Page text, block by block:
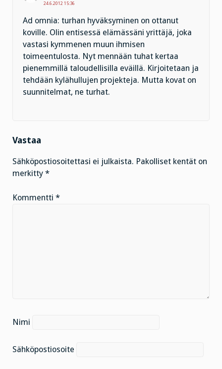
24.6.2012 15:36
Ad omnia: turhan hyväksyminen on ottanut
koville. Olin entisessä elämässäni yrittäjä, joka
vastasi kymmenen muun ihmisen
toimeentulosta. Nyt mennään tuhat kertaa
pienemmillä taloudellisilla eväillä. Kirjoitetaan ja
tehdään kylähullujen projekteja. Mutta kovat on
suunnitelmat, ne turhat.
Vastaa
Sähköpostiosoitettasi ei julkaista. Pakolliset kentät on
merkitty *
Kommentti *
Nimi
Sähköpostiosoite